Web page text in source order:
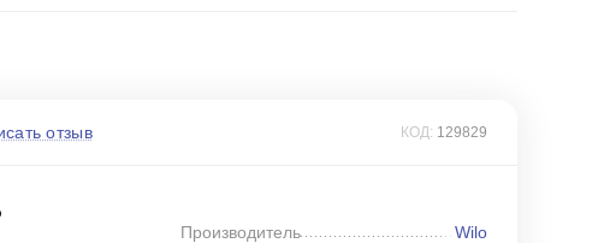
отзыв КОД: 129829
Производитель Wilo